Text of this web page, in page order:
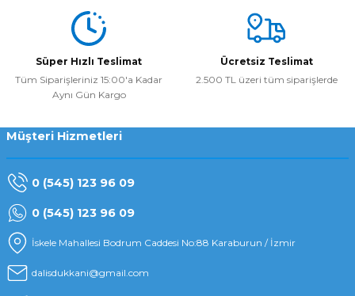
Süper Hızlı Teslimat
Tüm Siparişleriniz 15:00'a Kadar
Aynı Gün Kargo
Ücretsiz Teslimat
2.500 TL üzeri tüm siparişlerde
Müşteri Hizmetleri
0 (545) 123 96 09
0 (545) 123 96 09
İskele Mahallesi Bodrum Caddesi No:88 Karaburun / İzmir
dalisdukkani@gmail.com